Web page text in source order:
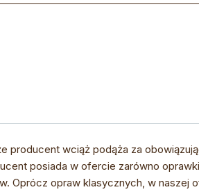
producent wciąż podąża za
posiada w ofercie zarówno
Oprócz opraw klasycznych, w